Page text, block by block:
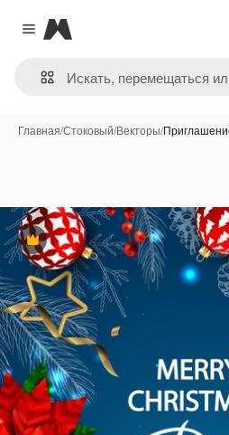
Close menu
Magnific
Главная/Стоковый/Векторы/
Премиум